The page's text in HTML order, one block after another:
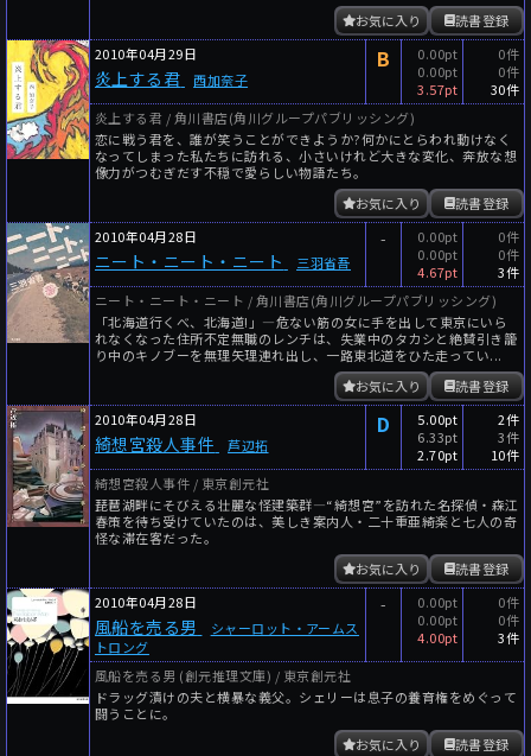
読書登録
お気に入り
2010年04月29日
炎上する君 西加奈子
B
0.00pt
0.00pt
3.57pt
0件
0件
30件
炎上する君 / 角川書店(角川グループパブリッシング)
恋に戦う君を、誰が笑うことができようか?何かにとらわれ動けなく
なってしまった私たちに訪れる、小さいけれど大きな変化、奔放な想
像力がつむぎだす不穏で愛らしい物語たち。
読書登録
お気に入り
2010年04月28日
ニート・ニート・ニート 三羽省吾
-
0.00pt
0.00pt
4.67pt
0件
0件
3件
ニート・ニート・ニート / 角川書店(角川グループパブリッシング)
「北海道行くべ、北海道!」―危ない筋の女に手を出して東京にいら
れなくなった住所不定無職のレンチは、失業中のタカシと絶賛引き籠
り中のキノブーを無理矢理連れ出し、一路東北道をひた走ってい...
読書登録
お気に入り
2010年04月28日
綺想宮殺人事件 芦辺拓
D
5.00pt
6.33pt
2.70pt
2件
3件
10件
綺想宮殺人事件 / 東京創元社
琵琶湖畔にそびえる壮麗な怪建築群―“綺想宮”を訪れた名探偵・森江
春策を待ち受けていたのは、美しき案内人・二十重亜綺楽と七人の奇
怪な滞在客だった。
読書登録
お気に入り
2010年04月28日
風船を売る男
シャーロット・アームス
トロング
-
0.00pt
0.00pt
4.00pt
0件
0件
3件
風船を売る男 (創元推理文庫) / 東京創元社
ドラッグ漬けの夫と横暴な義父。シェリーは息子の養育権をめぐって
闘うことに。
読書登録
お気に入り